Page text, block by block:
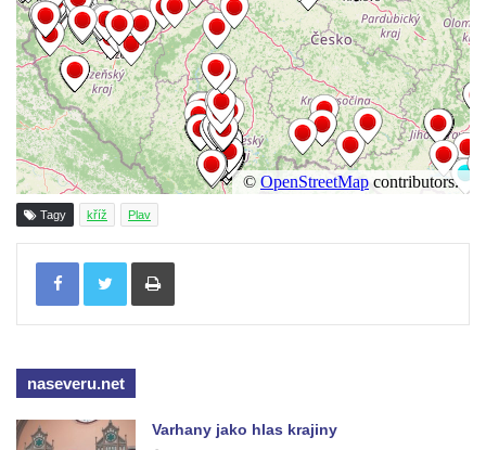
Mikulášovicích
Kříž na louce v horních Mikulášovicích
Posteltův kříž naproti domu ev.č. 29 v
Mikulášovicích
Kříž Neubaukreuz u domu čp. 698 v
Mikulášovicích
Kříž manželů Endlerových u továrního
objektu v Mikulášovicích
Kříž u silnice východně od Mikulášovic
Meyerův kříž východně od Mikulášovic
Kříž u rozcestí k větrnému mlýnu Světlík v
Kříž u domu čp. 1016 v Mikulášovicích
Herltův kříž u Mikova v Mikulášovicích
Tagy kříž Plav
Tisknout
naseveru.net
Varhany jako hlas krajiny